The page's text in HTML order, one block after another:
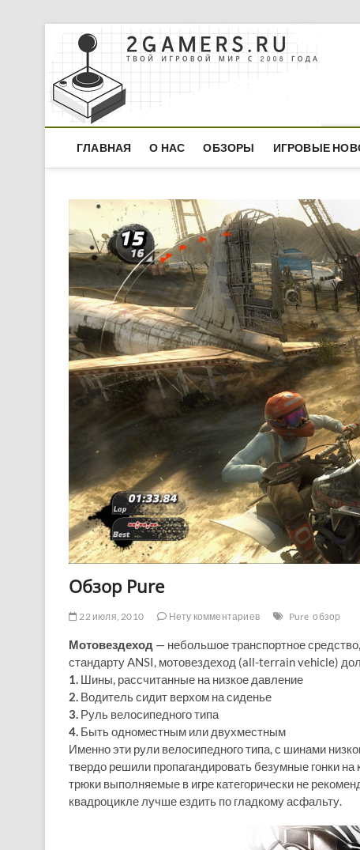
content
ГЛАВНАЯ О НАС ОБЗОРЫ ИГРОВЫЕ
Обзор Pure
22 июля, 2010 Нету комментариев Pure обзор
Мотовездеход — небольшое транспортное
стандарту ANSI, мотовездеход (all-terrain vehicle)
1. Шины, рассчитанные на низкое давление
2. Водитель сидит верхом на сиденье
3. Руль велосипедного типа
4. Быть одноместным или двухместным
Именно эти рули велосипедного типа, с шинами
твердо решили пропагандировать безумные гонки
трюки выполняемые в игре категорически не
квадроцикле лучше ездить по гладкому асфальту.